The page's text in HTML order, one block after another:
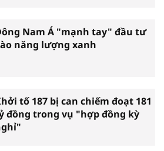
Nam Á "mạnh tay" đầu tư
năng lượng xanh
tố 187 bị can chiếm đoạt 181
đồng trong vụ "hợp đồng kỳ